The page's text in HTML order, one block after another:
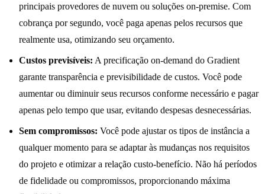
principais provedores de nuvem ou soluções on-premise. Com
cobrança por segundo, você paga apenas pelos recursos que
realmente usa, otimizando seu orçamento.
Custos previsíveis: A precificação on-demand do Gradient
garante transparência e previsibilidade de custos. Você pode
aumentar ou diminuir seus recursos conforme necessário e pagar
apenas pelo tempo que usar, evitando despesas desnecessárias.
Sem compromissos: Você pode ajustar os tipos de instância a
qualquer momento para se adaptar às mudanças nos requisitos
do projeto e otimizar a relação custo-benefício. Não há períodos
de fidelidade ou compromissos, proporcionando máxima